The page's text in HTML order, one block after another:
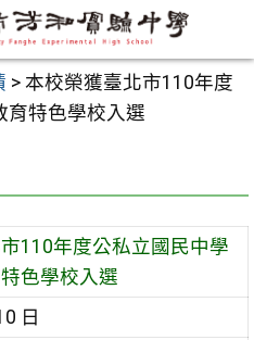
> 本校榮獲臺北市110年度
育特色學校入選
110年度公私立國民中學
色學校入選
日